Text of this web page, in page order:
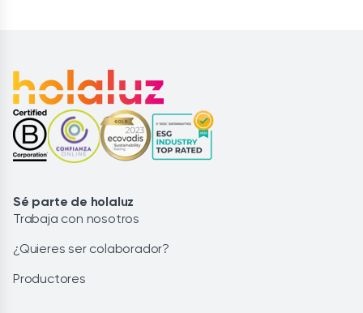
Sé parte de holaluz
Trabaja con nosotros
¿Quieres ser colaborador?
Productores